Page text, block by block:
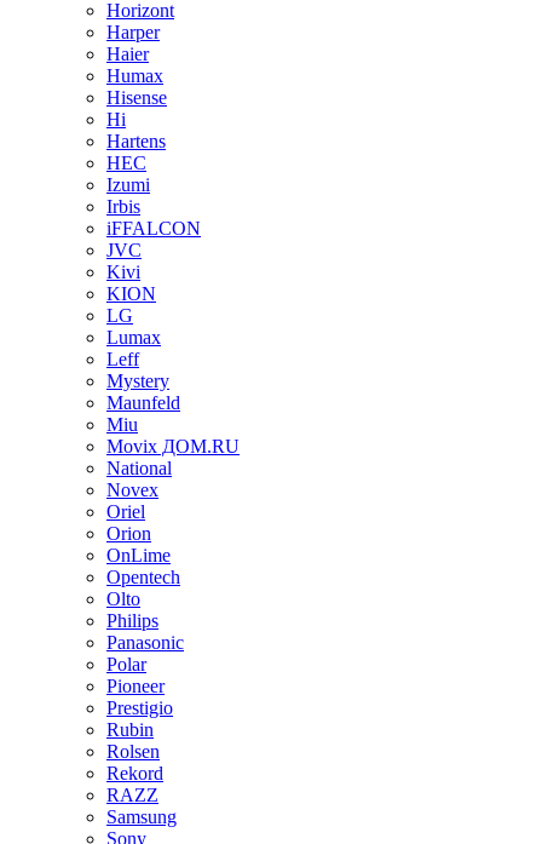
Horizont
Harper
Haier
Humax
Hisense
Hi
Hartens
HEC
Izumi
Irbis
iFFALCON
JVC
Kivi
KION
LG
Lumax
Leff
Mystery
Maunfeld
Miu
Movix ДОМ.RU
National
Novex
Oriel
Orion
OnLime
Opentech
Olto
Philips
Panasonic
Polar
Pioneer
Prestigio
Rubin
Rolsen
Rekord
RAZZ
Samsung
Sony